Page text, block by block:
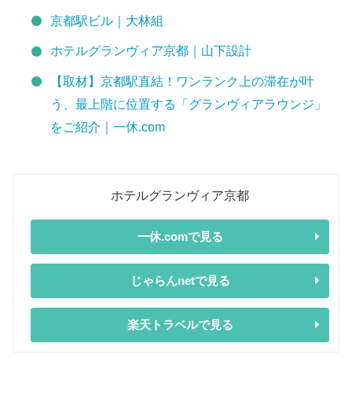
京都駅ビル｜大林組
ホテルグランヴィア京都｜山下設計
【取材】京都駅直結！ワンランク上の滞在が叶
う、最上階に位置する「グランヴィアラウンジ」
をご紹介｜一休.com
ホテルグランヴィア京都
一休.comで見る
じゃらんnetで見る
楽天トラベルで見る